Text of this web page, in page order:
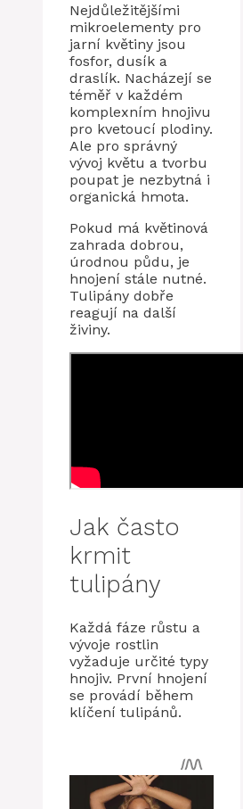
Nejdůležitějšími
mikroelementy pro
jarní květiny jsou
fosfor, dusík a
draslík. Nacházejí se
téměř v každém
komplexním hnojivu
pro kvetoucí plodiny.
Ale pro správný
vývoj květu a tvorbu
poupat je nezbytná i
organická hmota.
Pokud má květinová
zahrada dobrou,
úrodnou půdu, je
hnojení stále nutné.
Tulipány dobře
reagují na další
živiny.
Jak často
krmit
tulipány
Každá fáze růstu a
vývoje rostlin
vyžaduje určité typy
hnojiv. První hnojení
se provádí během
klíčení tulipánů.